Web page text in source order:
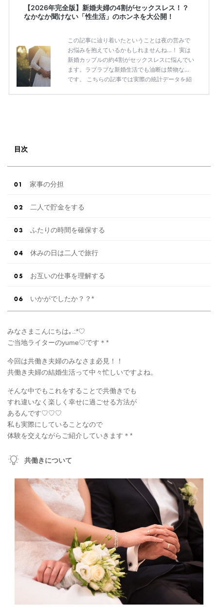
【2026年完全版】新婚夫婦の4割がセックスレス！？
なかなか聞けない「性生活」のホンネを大公開！
この記事に辿り着いたということは夜の営みで
お悩みを抱えているかもしれませんね…！ 実は
新婚カップルの約4割がセックスレスに悩んでい
ます。ラブラブな新婚生活でも油断は禁物なの
です。 こちらの記事では実際の統計データを紹
多く、 「期間が空きすぎてそ […]続きを読む
目次
家事の分担
二人で貯金をする
ふたりの時間を確保する
休みの日は二人で旅行
お互いの仕事を理解する
いかがでしたか？？*
みなさまこんにちは｡.:*♡
ご当地ライターのyume♡です＊*
今回は共働き夫婦のみなさま必見！！
共働き夫婦の結婚生活って中々忙しいですよね。
そんな中でもこれをすることで共働きでも
すれ違いなく楽しく幸せに過ごせる方法が
あるんです♡♡♡
私も実際にしていることなので
体験を交えながらご紹介していきます＊*
共働きについて